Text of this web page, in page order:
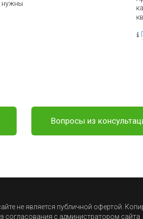
нужны
Вопросы из
не является публичной офертой.
согласования с администратором сайта